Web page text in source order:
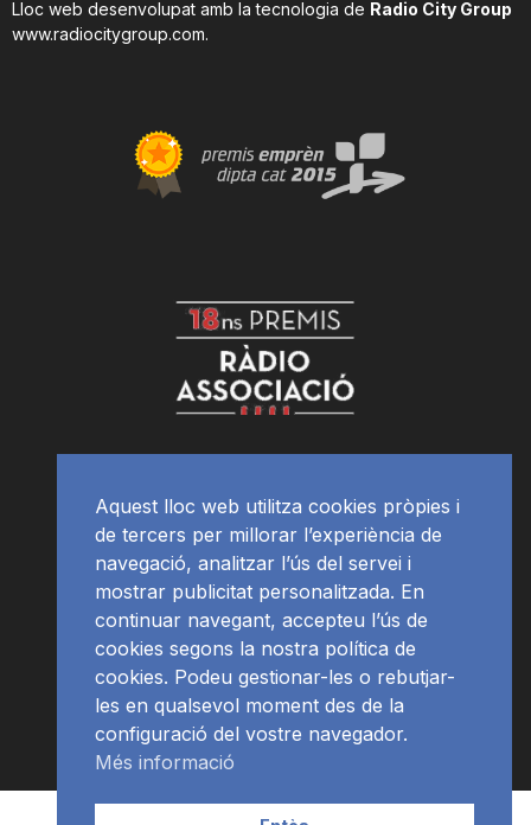
Lloc web desenvolupat amb la tecnologia de Radio City Group
www.radiocitygroup.com.
APP Programació
Aquest lloc web utilitza cookies pròpies i
de tercers per millorar l’experiència de
navegació, analitzar l’ús del servei i
mostrar publicitat personalitzada. En
continuar navegant, accepteu l’ús de
cookies segons la nostra política de
cookies. Podeu gestionar-les o rebutjar-
les en qualsevol moment des de la
configuració del vostre navegador.
Més informació